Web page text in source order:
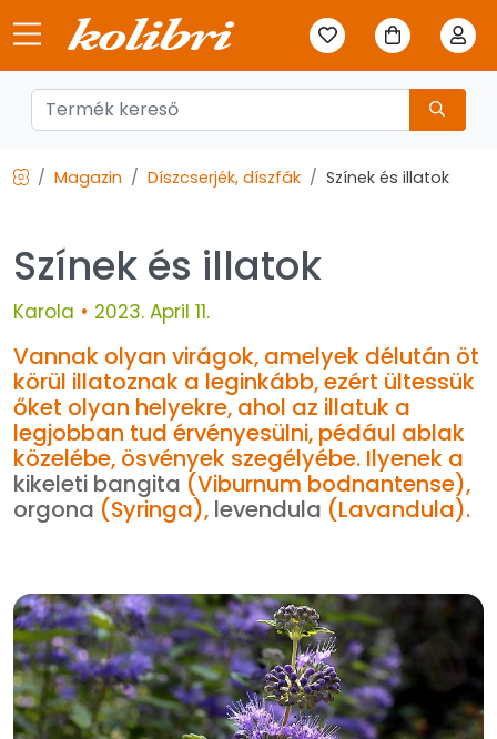
Magazin Díszcserjék, díszfák Színek és illatok
Színek és illatok
Karola • 2023. April 11.
Vannak olyan virágok, amelyek délután öt
körül illatoznak a leginkább, ezért ültessük
őket olyan helyekre, ahol az illatuk a
legjobban tud érvényesülni, pédául ablak
közelébe, ösvények szegélyébe. Ilyenek a
kikeleti bangita (Viburnum bodnantense),
orgona (Syringa), levendula (Lavandula).